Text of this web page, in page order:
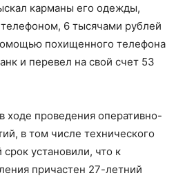
карманы его одежды,
6 тысячами рублей
похищенного телефона
и перевел на свой счет 53
ходе проведения оперативно-
в том числе технического
срок установили, что к
причастен 27-летний